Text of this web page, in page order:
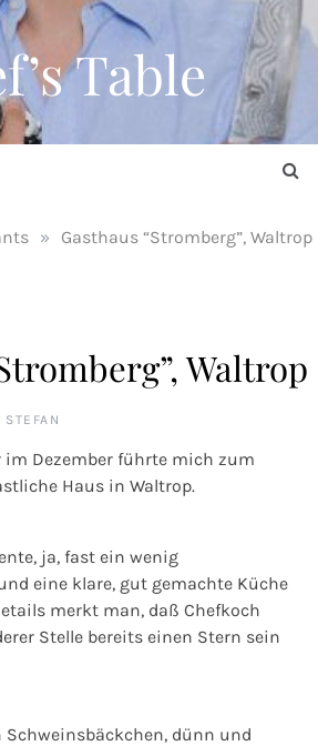
Table
» Gasthaus “Stromberg”, Waltrop
Waltrop
STEFAN
im Dezember führte mich zum
Haus in Waltrop.
ja, fast ein wenig
eine klare, gut gemachte Küche
merkt man, daß Chefkoch
Stelle bereits einen Stern sein
Schweinsbäckchen, dünn und